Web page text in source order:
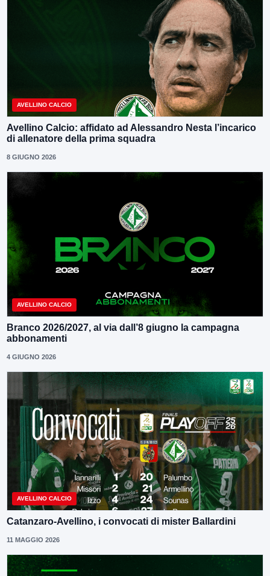
AVELLINO CALCIO
Avellino Calcio: affidato ad Alessandro Nesta l’incarico
di allenatore della prima squadra
8 GIUGNO 2026
AVELLINO CALCIO
Branco 2026/2027, al via dall’8 giugno la campagna
abbonamenti
4 GIUGNO 2026
AVELLINO CALCIO
Catanzaro-Avellino, i convocati di mister Ballardini
11 MAGGIO 2026